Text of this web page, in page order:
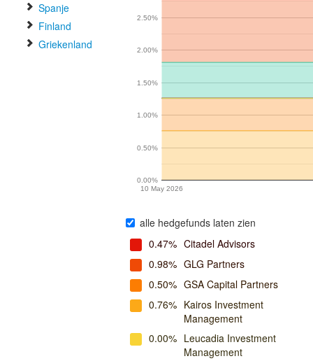
Spanje
Finland
Griekenland
10 May 2026
0.00%
0.50%
1.00%
1.50%
2.00%
2.50%
alle hedgefunds laten zien
0.47% Citadel Advisors
0.98% GLG Partners
0.50% GSA Capital Partners
0.76% Kairos Investment
Management
0.00% Leucadia Investment
Management